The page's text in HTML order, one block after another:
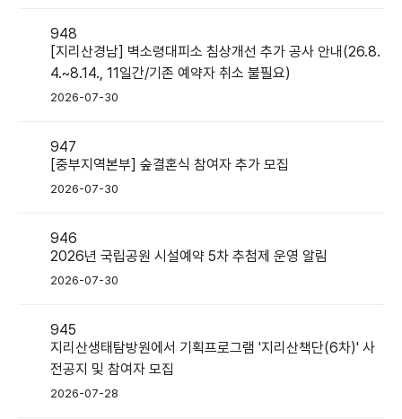
948
[지리산경남] 벽소령대피소 침상개선 추가 공사 안내(26.8.
4.~8.14., 11일간/기존 예약자 취소 불필요)
2026-07-30
947
[중부지역본부] 숲결혼식 참여자 추가 모집
2026-07-30
946
2026년 국립공원 시설예약 5차 추첨제 운영 알림
2026-07-30
945
지리산생태탐방원에서 기획프로그램 '지리산책단(6차)' 사
전공지 및 참여자 모집
2026-07-28